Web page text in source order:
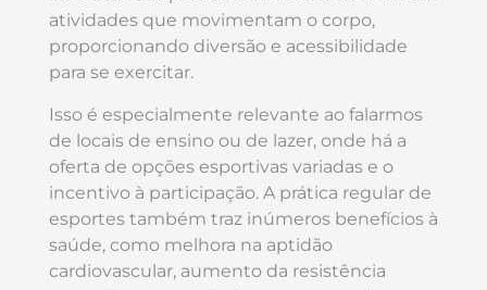
atividades que movimentam o corpo,
proporcionando diversão e acessibilidade
para se exercitar.
Isso é especialmente relevante ao falarmos
de locais de ensino ou de lazer, onde há a
oferta de opções esportivas variadas e o
incentivo à participação. A prática regular de
esportes também traz inúmeros benefícios à
saúde, como melhora na aptidão
cardiovascular, aumento da resistência